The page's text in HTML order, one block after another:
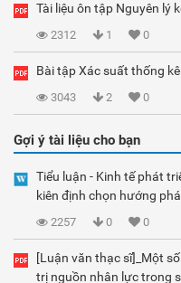
Tài liệu ôn tập Nguyên lý
2312 1 0
Bài tập Xác suất thống
3043 2 0
Gợi ý tài liệu cho bạn
Tiểu luận - Kinh tế phát
kiên định chọn hướng
2257 0 0
[Luận văn thạc sĩ]_Một
trị nguồn nhân lực trong